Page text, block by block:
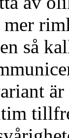
mer
så